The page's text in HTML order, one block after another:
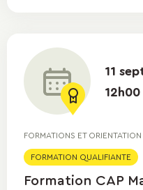
11
12h00
FORMATIONS ET ORIENTATION
FORMATION QUALIFIANTE
Formation CAP